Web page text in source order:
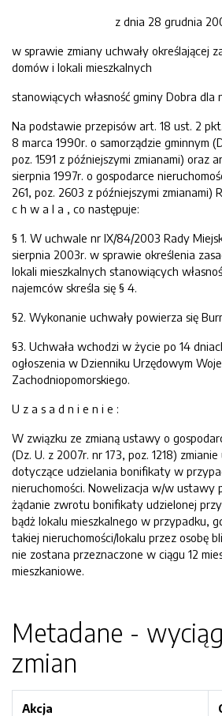
z dnia 28 grudnia
w sprawie zmiany uchwały określającej
domów i lokali mieszkalnych
stanowiących własność gminy Dobra dla
Na podstawie przepisów art. 18 ust. 2
8 marca 1990r. o samorządzie gminnym
poz. 1591 z późniejszymi zmianami) oraz
sierpnia 1997r. o gospodarce
261, poz. 2603 z późniejszymi zmianami)
c h w a l a , co następuje:
§ 1. W uchwale nr IX/84/2003 Rady
sierpnia 2003r. w sprawie określenia
lokali mieszkalnych stanowiących
najemców skreśla się § 4.
§2. Wykonanie uchwały powierza się
§3. Uchwała wchodzi w życie po 14
ogłoszenia w Dzienniku Urzędowym
Zachodniopomorskiego.
U z a s a d n i e n i e :
W związku ze zmianą ustawy o
(Dz. U. z 2007r. nr 173, poz. 1218)
dotyczące udzielania bonifikaty w
nieruchomości. Nowelizacja w/w ustawy
żądanie zwrotu bonifikaty udzielonej
bądż lokalu mieszkalnego w przypadku,
takiej nieruchomości/lokalu przez osobę
nie zostana przeznaczone w ciągu 12
mieszkaniowe.
Metadane -
zmian
Akcja